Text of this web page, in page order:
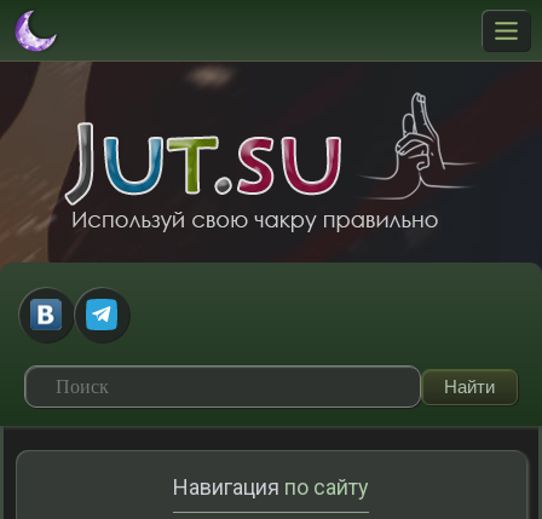
Навигация по сайту